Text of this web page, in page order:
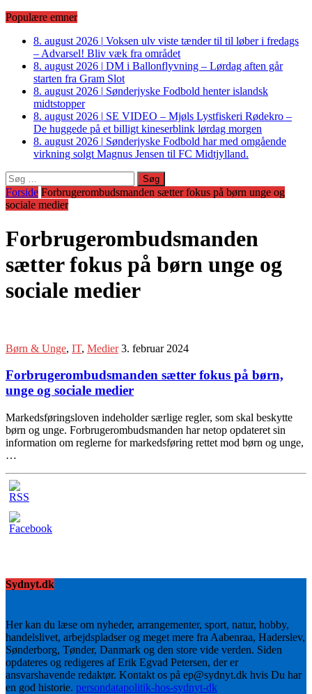
Populære emner
8. august 2026 | Voksen ulv viste tænder til til løber i fredags
– Advarsel! Bliv væk fra området
8. august 2026 | DM i Ballonflyvning – Lørdag aften går
starten fra Gram Slot
8. august 2026 | Sønderjyske Fodbold henter islandsk
midtstopper
8. august 2026 | SE VIDEO – Mjøls Lystfiskeri Rødekro –
De huggede på et billigt kineserblink lørdag morgen
8. august 2026 | Sønderjyske Fodbold har med omgående
virkning solgt Magnus Jensen til FC Midtjylland.
Søg
efter:
Forside Forbrugerombudsmanden sætter fokus på børn unge og
sociale medier
Forbrugerombudsmanden
sætter fokus på børn unge og
sociale medier
Børn & Unge, IT, Medier 3. februar 2024
Forbrugerombudsmanden sætter fokus på børn,
unge og sociale medier
Markedsføringsloven indeholder særlige regler, som skal beskytte
børn og unge. Forbrugerombudsmanden har netop opdateret sin
information om reglerne for markedsføring rettet mod børn og unge,
…
Sydnyt.dk
Her kan du læse om nyheder, arrangementer, sport, natur, hobby,
handelslivet, arbejdspladser og meget mere fra Aabenraa, Haderslev,
Sønderborg, Tønder, Danmark og den store vide verden. Siden
opdateres og redigeres af Erik Egvad Petersen, der er
ansvarshavende redaktør. Kontakt os på ep@sydnyt.dk hvis Du har
en god historie. persondatapolitik-hos-sydnyt-dk